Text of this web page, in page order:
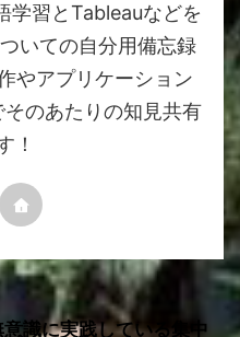
学習とTableauなどを
いての自分用備忘録
やアプリケーション
のあたりの知見共有
！
意識に実践している集中